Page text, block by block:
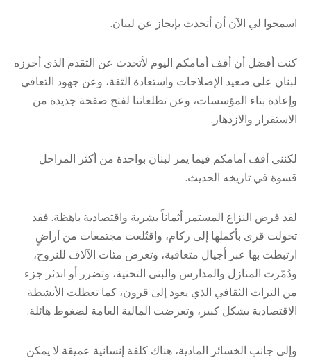
اسمحوا لي الآن أن أتحدث بإيجاز عن لبنان.
كنت أفضل أن أقف أمامكم اليوم لأتحدث عن التقدم الذي أحرزه
لبنان على صعيد الإصلاحات واستعادة الثقة، وعن جهود التعافي
وإعادة بناء المؤسسات، وعن تطلعاتنا لفتح صفحة جديدة من
الاستقرار والازدهار.
لكنني أقف أمامكم فيما يمر لبنان بواحدة من أكثر المراحل
قسوة في تاريخه الحديث.
لقد فرض النزاع المستمر أثماناً بشرية واقتصادية باهظة. فقد
تحولت قرى بأكملها إلى ركام، واقتُلعت مجتمعات من أراضٍ
ارتبطت بها عبر أجيال متعاقبة، وتعرض مئات الآلاف للنزوح،
ودُمّرت المنازل والمدارس والبنى التحتية، وتضرر أو اندثر جزء
من التراث الثقافي الذي يعود إلى قرون، كما تعطلت الأنشطة
الاقتصادية بشكل كبير، وتعرضت المالية العامة لضغوط هائلة.
وإلى جانب الخسائر المادية، هناك كلفة إنسانية عميقة لا يمكن